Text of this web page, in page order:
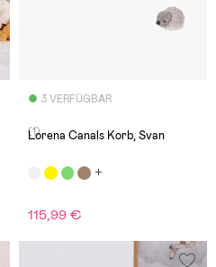
3 VERFÜGBAR
(1)
Lorena Canals Korb, Svan
115,99 €